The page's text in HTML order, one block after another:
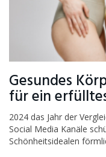
Gesundes
für ein
2024 das Jahr der
Social Media Kanäle
Schönheitsidealen